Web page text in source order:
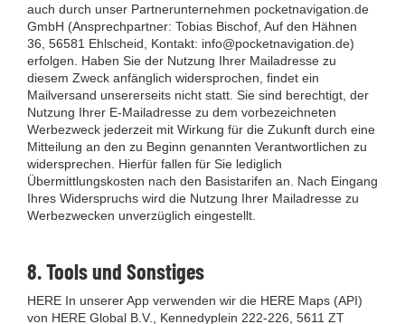
auch durch unser Partnerunternehmen pocketnavigation.de
GmbH (Ansprechpartner: Tobias Bischof, Auf den Hähnen
36, 56581 Ehlscheid, Kontakt: info@pocketnavigation.de)
erfolgen. Haben Sie der Nutzung Ihrer Mailadresse zu
diesem Zweck anfänglich widersprochen, findet ein
Mailversand unsererseits nicht statt. Sie sind berechtigt, der
Nutzung Ihrer E-Mailadresse zu dem vorbezeichneten
Werbezweck jederzeit mit Wirkung für die Zukunft durch eine
Mitteilung an den zu Beginn genannten Verantwortlichen zu
widersprechen. Hierfür fallen für Sie lediglich
Übermittlungskosten nach den Basistarifen an. Nach Eingang
Ihres Widerspruchs wird die Nutzung Ihrer Mailadresse zu
Werbezwecken unverzüglich eingestellt.
8. Tools und Sonstiges
HERE In unserer App verwenden wir die HERE Maps (API)
von HERE Global B.V., Kennedyplein 222-226, 5611 ZT